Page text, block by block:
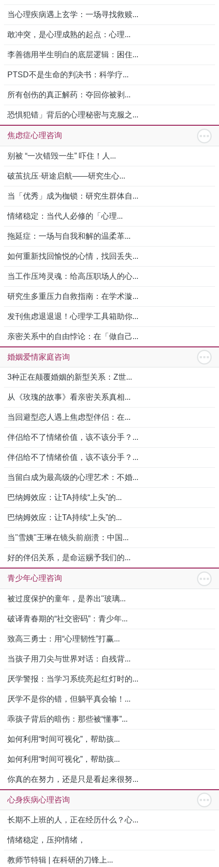
当心理疾病遇上玄学：一场寻找救赎...
敢冲突，是心理成熟的起点：心理...
李善德用半生明白的底层逻辑：困住...
PTSD不是生命的判决书：科学疗...
所有创伤的真正解药：夺回你被剥...
恐惧犯错」背后的心理秘密与克服之...
焦虑症心理咨询
别被 “一次错毁一生” 吓住！人...
破茧抗压·研途启航——研究生心...
当「优秀」成为枷锁：研究生群体自...
情绪稳定：当代人必修的「心理...
拖延症：一场与自我和解的温柔革...
如何重新找回愉悦的心情，找回丢失...
当工作压垮灵魂：给高压职场人的心...
研究生多重压力自救指南：在学术漩...
发刊焦虑退退退！心理学工具箱助你...
亲密关系中的自由悖论：在「做自己...
婚姻爱情家庭咨询
3种正在颠覆婚姻的新型关系：Z世...
从《玫瑰的故事》看亲密关系真相...
当回避型恋人遇上焦虑型伴侣：在...
伴侣给不了情绪价值，该不该分手？...
伴侣给不了情绪价值，该不该分手？...
当留白成为最高级的心理艺术：不婚...
巴纳姆效应：让TA持续“上头”的...
巴纳姆效应：让TA持续“上头”的...
当"雪姨"王琳在镜头前崩溃：中国...
好的伴侣关系，是命运赐予我们的...
青少年心理咨询
被过度保护的童年，是养出"玻璃...
破译青春期的“社交密码”：青少年...
致高三勇士：用“心理韧性”打赢...
当孩子用刀尖与世界对话：自残背...
厌学警报：当学习系统亮起红灯时的...
厌学不是你的错，但躺平真会输！...
乖孩子背后的暗伤：那些被“懂事”...
如何利用“时间可视化”，帮助孩...
如何利用“时间可视化”，帮助孩...
你真的在努力，还是只是看起来很努...
心身疾病心理咨询
长期不上班的人，正在经历什么？心...
情绪稳定，压抑情绪，
教师节特辑 | 在科研的刀锋上...